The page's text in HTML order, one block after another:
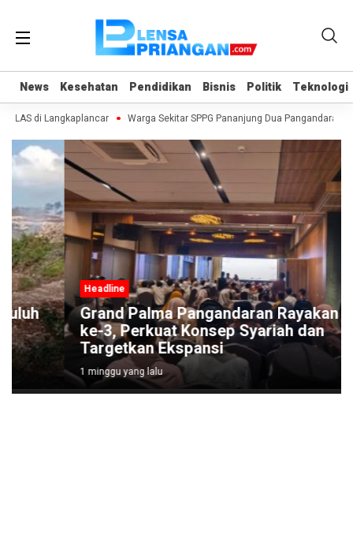
News Kesehatan Pendidikan Bisnis Politik Teknologi
News Kesehatan Pendidikan Bisnis Politik Teknologi
di Langkaplancar Warga Sekitar SPPG Pananjung Dua Pangandaran,
Headline
Grand Palma Pangandaran Rayakan HUT
ke-3, Perkuat Konsep Syariah dan
Targetkan Ekspansi
1 minggu yang lalu